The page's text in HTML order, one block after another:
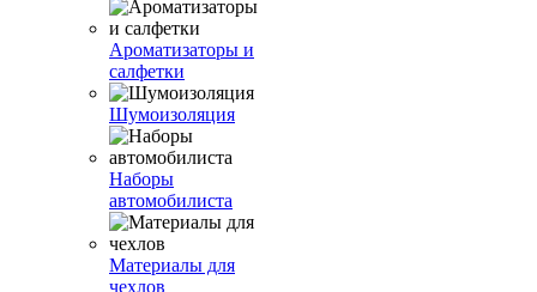
Ароматизаторы и
салфетки
Шумоизоляция
Наборы
автомобилиста
Материалы для
чехлов